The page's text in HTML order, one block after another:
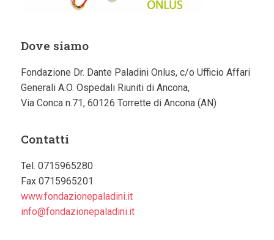
Dove siamo
Fondazione Dr. Dante Paladini Onlus, c/o Ufficio Affari
Generali A.O. Ospedali Riuniti di Ancona,
Via Conca n.71, 60126 Torrette di Ancona (AN)
Contatti
Tel. 0715965280
Fax 0715965201
www.fondazionepaladini.it
info@fondazionepaladini.it